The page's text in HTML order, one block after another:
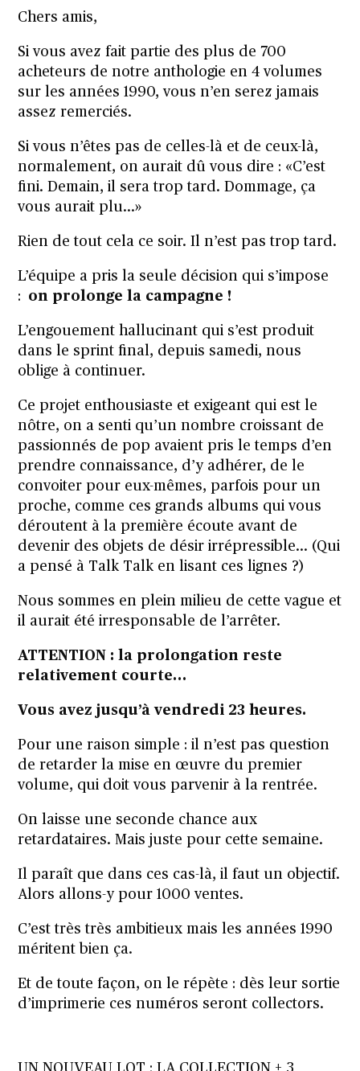
Chers amis,
Si vous avez fait partie des plus de 700
acheteurs de notre anthologie en 4 volumes
sur les années 1990, vous n’en serez jamais
assez remerciés.
Si vous n’êtes pas de celles-là et de ceux-là,
normalement, on aurait dû vous dire : «C’est
fini. Demain, il sera trop tard. Dommage, ça
vous aurait plu…»
Rien de tout cela ce soir. Il n’est pas trop tard.
L’équipe a pris la seule décision qui s’impose
: on prolonge la campagne !
L’engouement hallucinant qui s’est produit
dans le sprint final, depuis samedi, nous
oblige à continuer.
Ce projet enthousiaste et exigeant qui est le
nôtre, on a senti qu’un nombre croissant de
passionnés de pop avaient pris le temps d’en
prendre connaissance, d’y adhérer, de le
convoiter pour eux-mêmes, parfois pour un
proche, comme ces grands albums qui vous
déroutent à la première écoute avant de
devenir des objets de désir irrépressible… (Qui
a pensé à Talk Talk en lisant ces lignes ?)
Nous sommes en plein milieu de cette vague et
il aurait été irresponsable de l’arrêter.
ATTENTION : la prolongation reste
relativement courte…
Vous avez jusqu’à vendredi 23 heures.
Pour une raison simple : il n’est pas question
de retarder la mise en œuvre du premier
volume, qui doit vous parvenir à la rentrée.
On laisse une seconde chance aux
retardataires. Mais juste pour cette semaine.
Il paraît que dans ces cas-là, il faut un objectif.
Alors allons-y pour 1000 ventes.
C’est très très ambitieux mais les années 1990
méritent bien ça.
Et de toute façon, on le répète : dès leur sortie
d’imprimerie ces numéros seront collectors.